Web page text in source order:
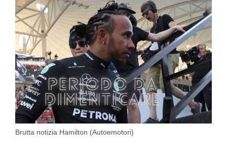
Brutta notizia Hamilton (Autoemotori)